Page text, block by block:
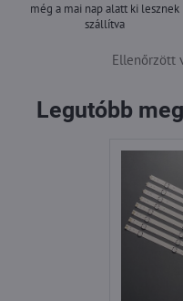
még a mai nap alatt ki lesznek
szállítva
Ellenőrzött
Legutóbb